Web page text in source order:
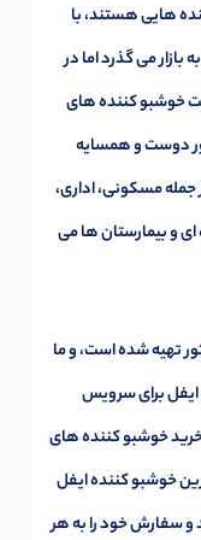
هایی هستند، با
می گذرد اما در
خوشبو کننده های
دوست و همسایه
جمله مسکونی، اداری،
و بیمارستان ها می
تهیه شده است، و ما
ایفل برای سرویس
خوشبو کننده های
خوشبو کننده ایفل
سفارش خود را به هر